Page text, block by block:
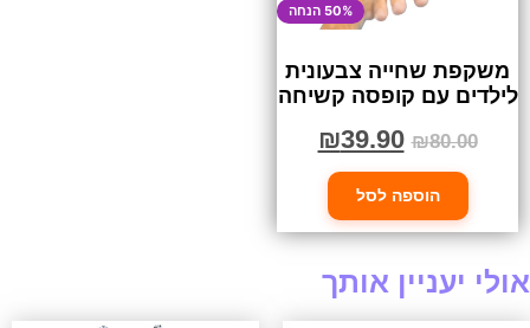
50% הנחה
משקפת שחייה צבעונית
לילדים עם קופסה קשיחה
₪80.00
₪39.90
הוספה לסל
אולי יעניין אותך